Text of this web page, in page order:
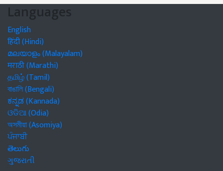
Languages
English
हिंदी (Hindi)
മലയാളം (Malayalam)
मराठी (Marathi)
தமிழ் (Tamil)
বাঙালি (Bengali)
ಕನ್ನಡ (Kannada)
ଓଡିଆ (Odia)
অসমীয়া (Asomiya)
ਪੰਜਾਬੀ
తెలుగు
ગુજરાતી